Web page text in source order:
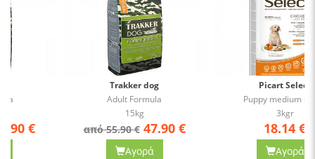
Adult Formula
από 55.90 € 47.90€
Puppy medium select